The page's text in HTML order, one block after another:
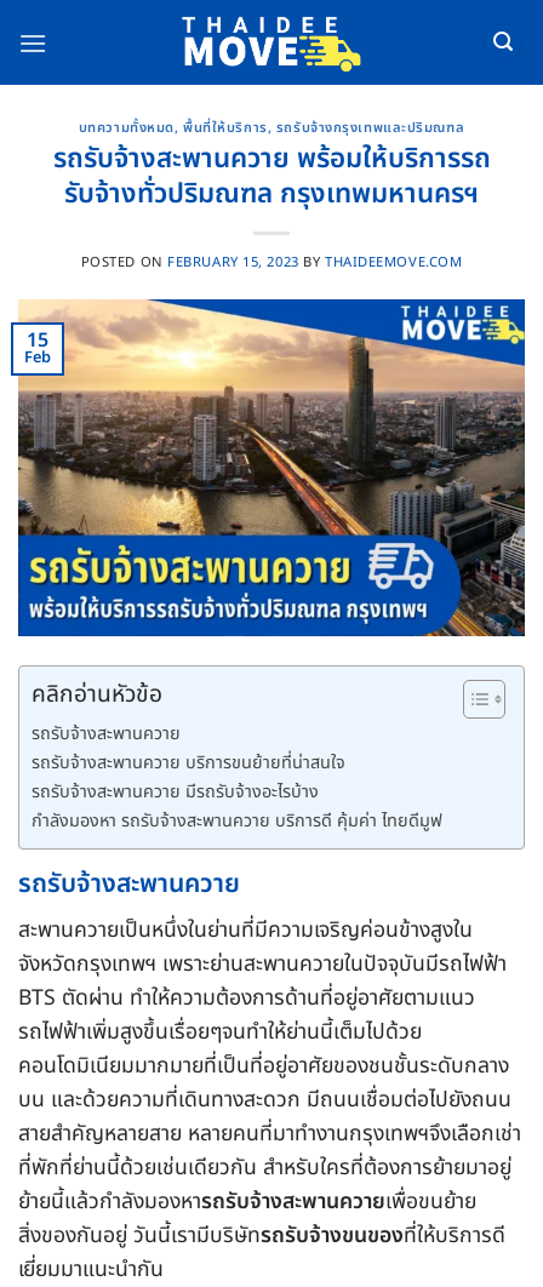
บทความทั้งหมด,พื้นที่ให้บริการ, รถรับจ้างกรุงเทพและปริมณฑล
รถรับจ้างสะพานควาย พร้อมให้บริการรถ
รับจ้างทั่วปริมณฑล กรุงเทพมหานครฯ
POSTED ON FEBRUARY 15, 2023 BY THAIDEEMOVE.COM
15
Feb
คลิกอ่านหัวข้อ
รถรับจ้างสะพานควาย
รถรับจ้างสะพานควาย บริการขนย้ายที่น่าสนใจ
รถรับจ้างสะพานควาย มีรถรับจ้างอะไรบ้าง
กำลังมองหา รถรับจ้างสะพานควาย บริการดี คุ้มค่า ไทยดีมูฟ
รถรับจ้างสะพานควาย
สะพานควายเป็นหนึ่งในย่านที่มีความเจริญค่อนข้างสูงใน
จังหวัดกรุงเทพฯ เพราะย่านสะพานควายในปัจจุบันมีรถไฟฟ้า
BTS ตัดผ่าน ทำให้ความต้องการด้านที่อยู่อาศัยตามแนว
รถไฟฟ้าเพิ่มสูงขึ้นเรื่อยๆจนทำให้ย่านนี้เต็มไปด้วย
คอนโดมิเนียมมากมายที่เป็นที่อยู่อาศัยของชนชั้นระดับกลาง
บน และด้วยความที่เดินทางสะดวก มีถนนเชื่อมต่อไปยังถนน
สายสำคัญหลายสาย หลายคนที่มาทำงานกรุงเทพฯจึงเลือกเช่า
ที่พักที่ย่านนี้ด้วยเช่นเดียวกัน สำหรับใครที่ต้องการย้ายมาอยู่
ย้ายนี้แล้วกำลังมองหารถรับจ้างสะพานควายเพื่อขนย้าย
สิ่งของกันอยู่ วันนี้เรามีบริษัทรถรับจ้างขนของที่ให้บริการดี
เยี่ยมมาแนะนำกัน